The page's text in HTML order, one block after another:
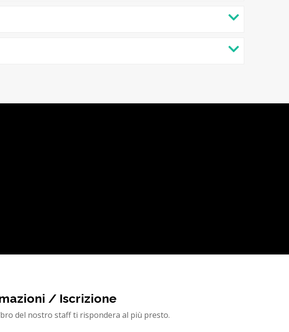
/ Iscrizione
del nostro staff ti rispondera al più presto.